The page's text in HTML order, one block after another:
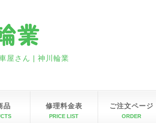
屋さん | 神川輪業
品 修理料金表
PRICE LIST
ご注文ページ
ORDER